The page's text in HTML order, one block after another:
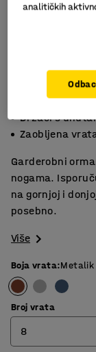
S 2 pretinaca
Držači s
Zaobljena
Garderobni
nogama.
na gornjoj i
posebno.
Više
Boja vrata:Metalik
Broj vrata
8
analitičkih